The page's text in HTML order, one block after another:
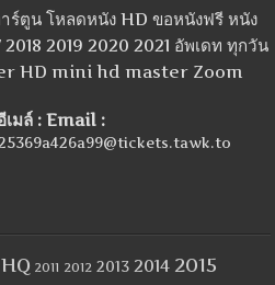
ร์ตูน โหลดหนัง HD ขอหนังฟรี หนัง
2018 2019 2020 2021 อัพเดท ทุกวัน
HD mini hd master Zoom
เมล์ : Email :
2011 2012 2013 2014 2015